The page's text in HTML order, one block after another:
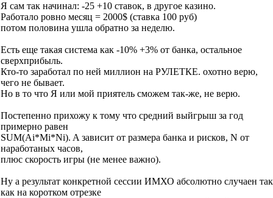
Я сам так начинал: -25 +10 ставок, в другое казино.
Работало ровно месяц = 2000$ (ставка 100 руб)
потом половина ушла обратно за неделю.
Есть еще такая система как -10% +3% от банка, остальное
сверхприбыль.
Кто-то заработал по ней миллион на РУЛЕТКЕ. охотно верю,
чего не бывает.
Но в то что Я или мой приятель сможем так-же, не верю.
Постепенно прихожу к тому что средний выйгрыш за год
примерно равен
SUM(Ai*Mi*Ni). A зависит от размера банка и рисков, N от
наработаных часов,
плюс скорость игры (не менее важно).
Ну а результат конкретной сессии ИМХО абсолютно случаен так
как на коротком отрезке